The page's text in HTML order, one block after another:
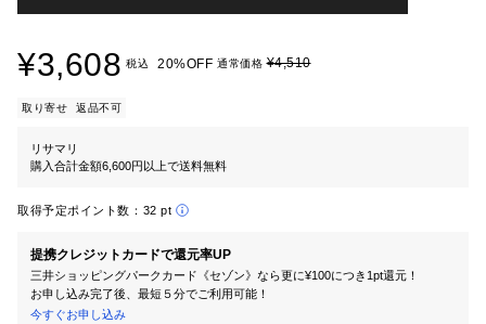
¥3,608 税込 20%OFF 通常価格¥4,510
取り寄せ 返品不可
リサマリ
購入合計金額6,600円以上で送料無料
取得予定ポイント数： 32 pt
提携クレジットカードで還元率UP
三井ショッピングパークカード《セゾン》なら更に¥100につき1pt還元！
お申し込み完了後、最短５分でご利用可能！
今すぐお申し込み